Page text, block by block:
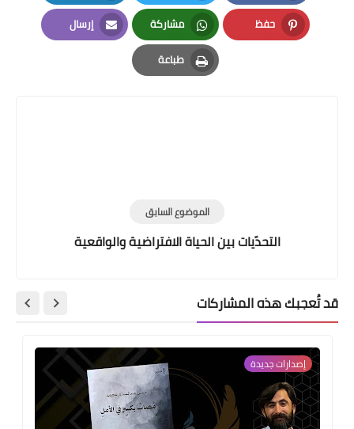
Facebook
Twitter
LinkedIn
حفظ
Pinterest
مشاركة
Whatsapp
إرسال
Email
طباعة
Print
الموضوع السابق
التحدّيات بين الحياة الافتراضية والواقعية
قد تُعجبك هذه المشاركات
إصدارات جديدة